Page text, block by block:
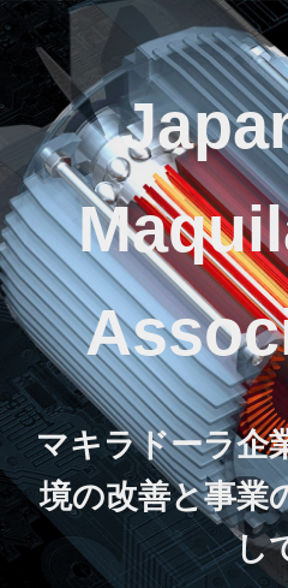
マキラドーラ企
境の改善と事業
し